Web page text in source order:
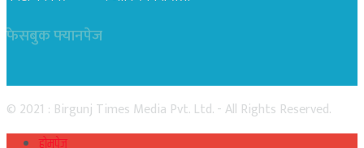
फेसबुक फ्यानपेज
© 2021 : Birgunj Times Media Pvt. Ltd. - All Rights Reserved.